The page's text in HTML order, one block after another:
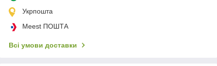
Укрпошта
Meest ПОШТА
Всі умови доставки